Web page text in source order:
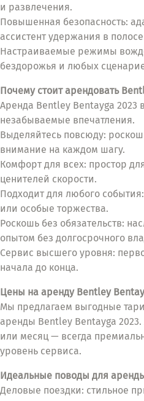
и развлечения.
Повышенная безопасность:
ассистент удержания в
Настраиваемые режимы
бездорожья и любых
Почему стоит арендовать
Аренда Bentley Bentayga 2023
незабываемые впечатления.
Выделяйтесь повсюду:
внимание на каждом шагу.
Комфорт для всех: простор
ценителей скорости.
Подходит для любого
или особые торжества.
Роскошь без обязательств:
опытом без долгосрочного
Сервис высшего уровня:
начала до конца.
Цены на аренду Bentley
Мы предлагаем выгодные
аренды Bentley Bentayga
или месяц — всегда
уровень сервиса.
Идеальные поводы для
Деловые поездки: стильное